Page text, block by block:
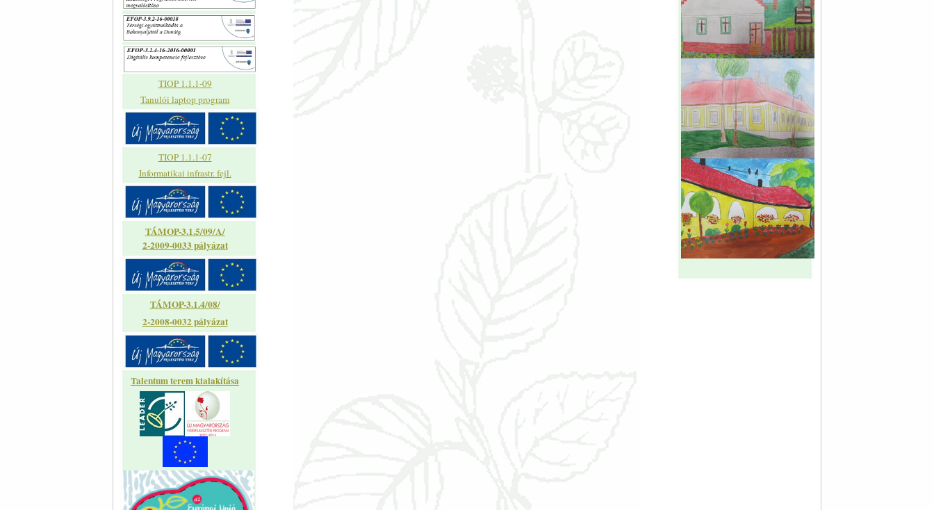
TIOP 1.1.1-09
Tanulói laptop program
TIOP 1.1.1-07
Informatikai infrastr. fejl.
TÁMOP-3.1.5/09/A/
2-2009-0033 pályázat
TÁMOP-3.1.4/08/
2-2008-0032 pályázat
Talentum terem kialakítása